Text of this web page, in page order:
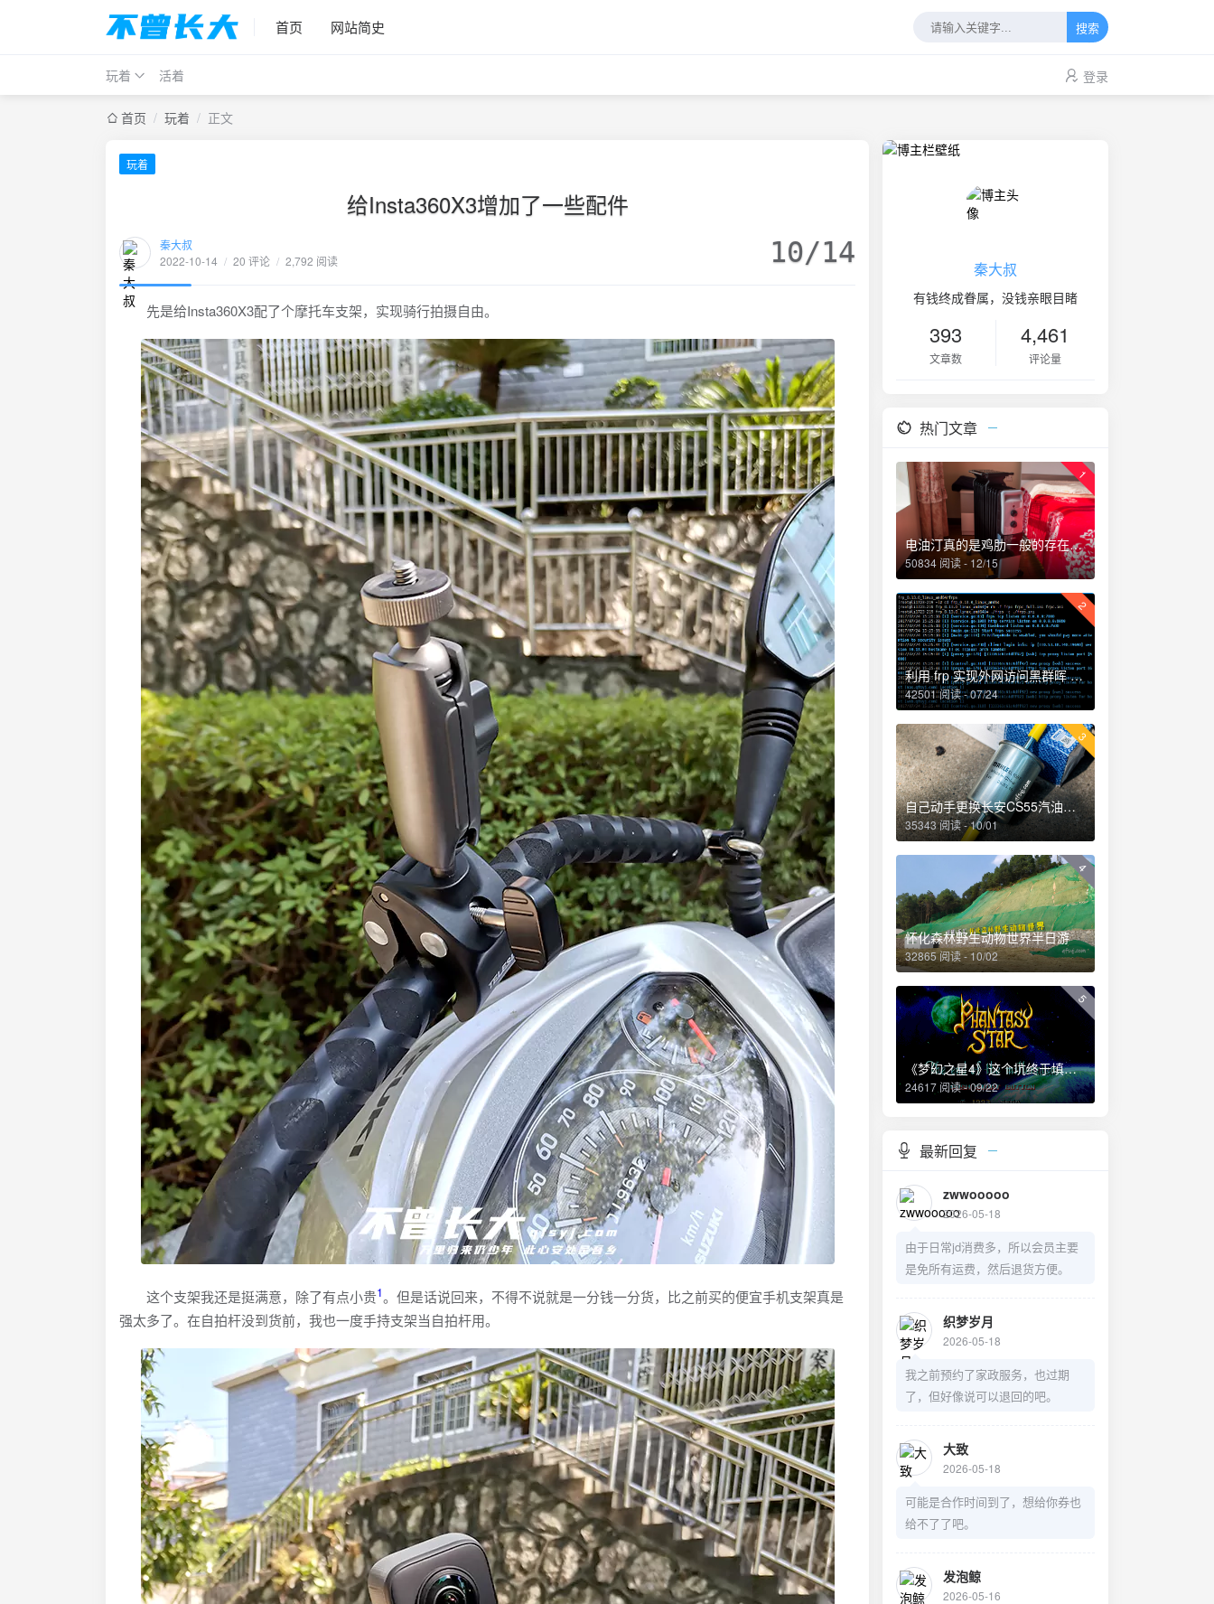
首页 网站简史 搜索
玩着 活着 登录
首页 / 玩着 / 正文
玩着
给Insta360X3增加了一些配件
秦大叔
2022-10-14 / 20 评论 / 2,792 阅读 10/14
先是给Insta360X3配了个摩托车支架，实现骑行拍摄自由。
这个支架我还是挺满意，除了有点小贵1。但是话说回来，不得不说就是一分钱一分货，比之前买的便宜手机支架真是
强太多了。在自拍杆没到货前，我也一度手持支架当自拍杆用。
秦大叔
有钱终成眷属，没钱亲眼目睹
393
文章数
4,461
评论量
热门文章
1
电油汀真的是鸡肋一般的存在，累觉不爱！
50834 阅读 - 12/15
2
利用 frp 实现外网访问黑群晖 NAS
42501 阅读 - 07/24
3
自己动手更换长安CS55汽油滤芯、机油和机油滤芯
35343 阅读 - 10/01
4
怀化森林野生动物世界半日游
32865 阅读 - 10/02
5
《梦幻之星4》这个坑终于填上了！
24617 阅读 - 09/22
最新回复
zwwooooo
2026-05-18
由于日常jd消费多，所以会员主要
是免所有运费，然后退货方便。
织梦岁月
2026-05-18
我之前预约了家政服务，也过期
了，但好像说可以退回的吧。
大致
2026-05-18
可能是合作时间到了，想给你券也
给不了了吧。
发泡鲸
2026-05-16